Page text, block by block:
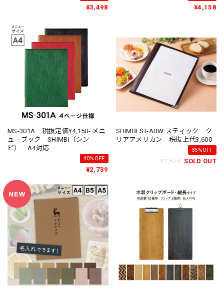
¥3,498 ¥4,158
MS-301A 税抜定価¥4,150- メニ
ューブック SHIMBI（シン
ビ） A4対応
40%OFF
¥2,739
SHIMBI ST-ABW スティック ク
リアアメリカン 税抜上代3,600-
35%OFF
¥2,574 SOLD OUT